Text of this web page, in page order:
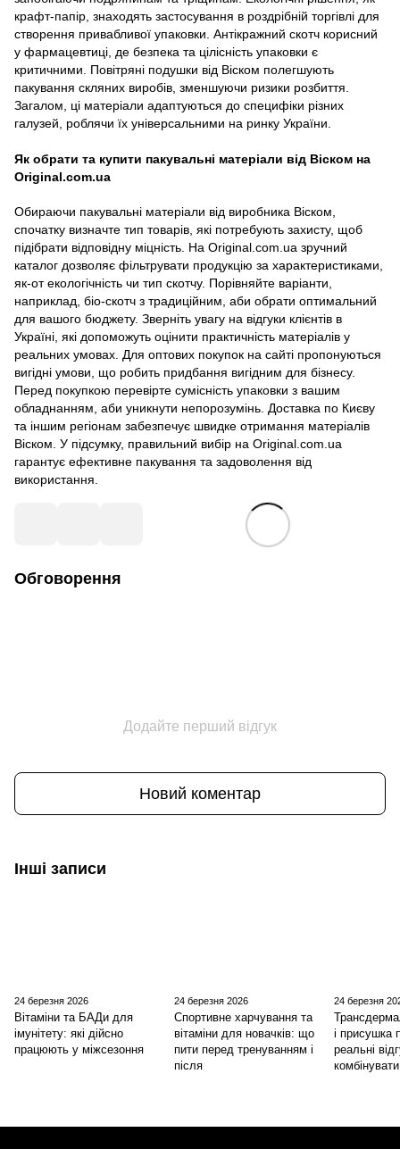
крафт-папір, знаходять застосування в роздрібній торгівлі для
створення привабливої упаковки. Антікражний скотч корисний
у фармацевтиці, де безпека та цілісність упаковки є
критичними. Повітряні подушки від Віском полегшують
пакування скляних виробів, зменшуючи ризики розбиття.
Загалом, ці матеріали адаптуються до специфіки різних
галузей, роблячи їх універсальними на ринку України.
Як обрати та купити пакувальні матеріали від Віском на
Original.com.ua
Обираючи пакувальні матеріали від виробника Віском,
спочатку визначте тип товарів, які потребують захисту, щоб
підібрати відповідну міцність. На Original.com.ua зручний
каталог дозволяє фільтрувати продукцію за характеристиками,
як-от екологічність чи тип скотчу. Порівняйте варіанти,
наприклад, біо-скотч з традиційним, аби обрати оптимальний
для вашого бюджету. Зверніть увагу на відгуки клієнтів в
Україні, які допоможуть оцінити практичність матеріалів у
реальних умовах. Для оптових покупок на сайті пропонуються
вигідні умови, що робить придбання вигідним для бізнесу.
Перед покупкою перевірте сумісність упаковки з вашим
обладнанням, аби уникнути непорозумінь. Доставка по Києву
та іншим регіонам забезпечує швидке отримання матеріалів
Віском. У підсумку, правильний вибір на Original.com.ua
гарантує ефективне пакування та задоволення від
використання.
Обговорення
Додайте перший відгук
Новий коментар
Інші записи
24 березня 2026
Вітаміни та БАДи для
імунітету: які дійсно
працюють у міжсезоння
24 березня 2026
Спортивне харчування та
вітаміни для новачків: що
пити перед тренуванням і
після
24 березня
і присушка
реальні